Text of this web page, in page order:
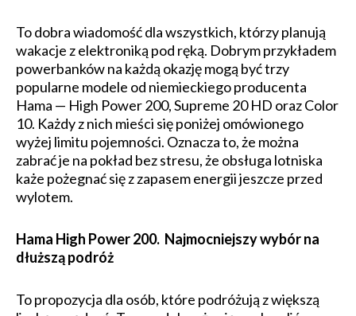
To dobra wiadomość dla wszystkich, którzy planują
wakacje z elektroniką pod ręką. Dobrym przykładem
powerbanków na każdą okazję mogą być trzy
popularne modele od niemieckiego producenta
Hama — High Power 200, Supreme 20 HD oraz Color
10. Każdy z nich mieści się poniżej omówionego
wyżej limitu pojemności. Oznacza to, że można
zabrać je na pokład bez stresu, że obsługa lotniska
każe pożegnać się z zapasem energii jeszcze przed
wylotem.
Hama High Power 200. Najmocniejszy wybór na
dłuższą podróż
To propozycja dla osób, które podróżują z większą